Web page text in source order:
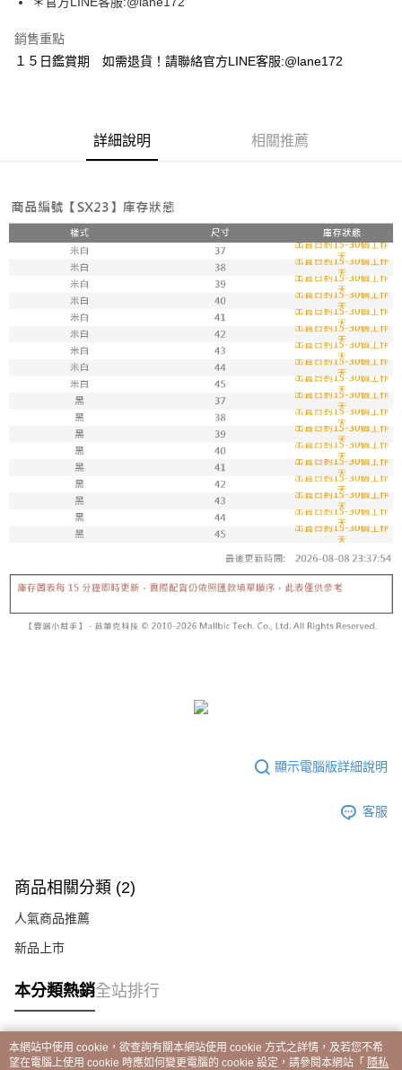
街口支付
悠遊付
付款後全家取貨
每筆NT$100，滿NT$1,800(含以上)免運費
7-11取貨付款
每筆NT$100，滿NT$1,800(含以上)免運費
付款後711取貨
每筆NT$100，滿NT$1,800(含以上)免運費
每筆NT$150，滿NT$1,800(含以上)免運費
銷售重點
１５日鑑賞期 如需退貨！請聯絡官方LINE客服:@lane172
詳細說明 相關推薦
顯示電腦版詳細說明
客服
商品相關分類 (2)
人氣商品推薦
新品上市
本分類熱銷全站排行
熱門標籤
本網站中使用 cookie，欲查詢有關本網站使用 cookie 方式之詳情，及若您不希
望在電腦上使用 cookie 時應如何變更電腦的 cookie 設定，請參閱本網站「 隱私